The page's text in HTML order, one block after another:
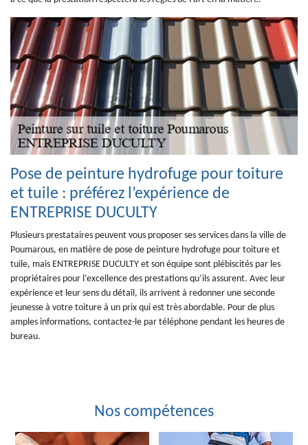
Pose de peinture hydrofuge pour toiture
et tuile : préférez l’expérience de
ENTREPRISE DUCULTY
Plusieurs prestataires peuvent vous proposer ses services dans la ville de
Poumarous, en matière de pose de peinture hydrofuge pour toiture et
tuile, mais ENTREPRISE DUCULTY et son équipe sont plébiscités par les
propriétaires pour l’excellence des prestations qu’ils assurent. Avec leur
expérience et leur sens du détail, ils arrivent à redonner une seconde
jeunesse à votre toiture à un prix qui est très abordable. Pour de plus
amples informations, contactez-le par téléphone pendant les heures de
bureau.
Nos compétences